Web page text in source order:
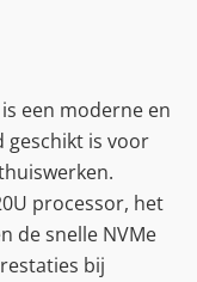
is een moderne en
geschikt is voor
processor, het
de snelle NVMe
bij